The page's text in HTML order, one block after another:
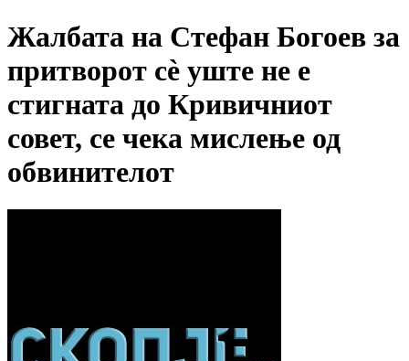
Жалбата на Стефан Богоев за
притворот сè уште не е
стигната до Кривичниот
совет, се чека мислење од
обвинителот